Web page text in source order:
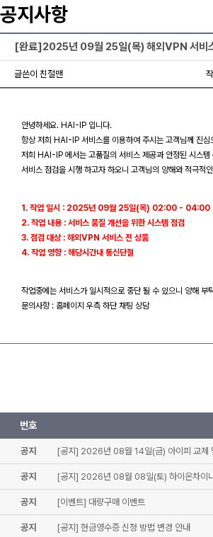
공지사항
[완료]2025년 09월 25일(목) 해외VPN 서비
글쓴이 친절맨
안녕하세요. HAI-IP 입니다.
항상 저희 HAI-IP 서비스를 이용하여 주시는 고객님께 진심
저희 HAI-IP 에서는 고품질의 서비스 제공과 안정된 시스템
서비스 점검을 시행 하고자 하오니 고객님의 양해와 적극적
1. 작업 일시 : 2025년 09월 25일(목) 02:00 - 04:00
2. 작업 내용 : 서비스 품질 개선을 위한 시스템 점검
3. 점검 대상 : 해외VPN 서비스 전 상품
4. 작업 영향 : 해당시간내 통신단절
작업중에는 서비스가 일시적으로 중단 될 수 있으니 양해 부
문의사항 : 홈페이지 우측 하단 채팅 상담
번호
공지 [공지] 2026년 08월 14일(금) 아이피 교체
공지 [공지] 2026년 08월 08일(토) 하이온차이
공지 [이벤트] 대량구매 이벤트
공지 [공지] 현금영수증 신청 방법 변경 안내